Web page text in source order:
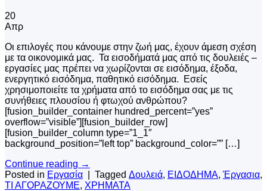
20
Απρ
Οι επιλογές που κάνουμε στην ζωή μας, έχουν άμεση σχέση
με τα οικονομικά μας. Τα εισοδήματά μας από τις δουλειές –
εργασίες μας πρέπει να χωρίζονται σε εισόδημα, έξοδα,
ενεργητικό εισόδημα, παθητικό εισόδημα. Εσείς
χρησιμοποιείτε τα χρήματα από το εισόδημα σας με τις
συνήθειες πλουσίου ή φτωχού ανθρώπου?
[fusion_builder_container hundred_percent=”yes”
overflow=”visible”][fusion_builder_row]
[fusion_builder_column type=”1_1″
background_position=”left top” background_color=”” […]
Continue reading →
Posted in Εργασία Tagged Δουλειά, ΕΙΔΟΔΗΜΑ, Έργασια,
ΤΙ ΑΓΟΡΑΖΟΥΜΕ, ΧΡΗΜΑΤΑ